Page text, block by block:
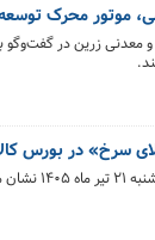
موتور محرک
معدنی زرین در